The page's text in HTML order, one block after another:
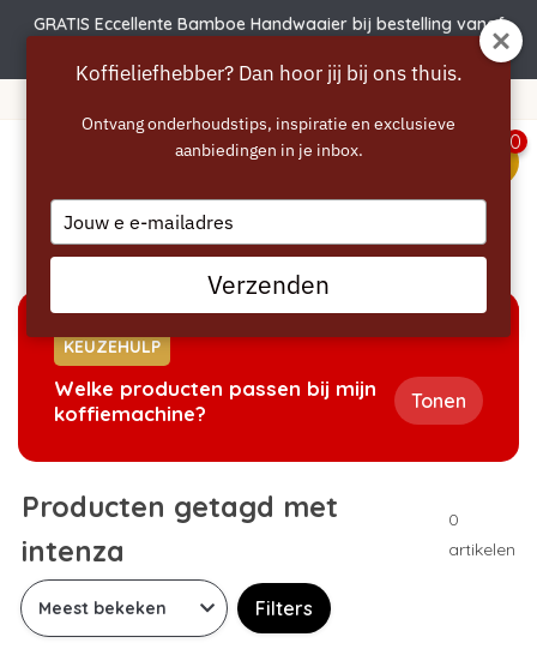
GRATIS Eccellente Bamboe Handwaaier bij bestelling vanaf
0
Home/Tags/intenza
KEUZEHULP
Welke producten passen bij mijn
koffiemachine?
Tonen
Producten getagd met
intenza
0
artikelen
Filters
Koffieliefhebber? Dan hoor jij bij ons thuis.
Ontvang onderhoudstips, inspiratie en exclusieve
aanbiedingen in je inbox.
Type
your
email
Verzenden